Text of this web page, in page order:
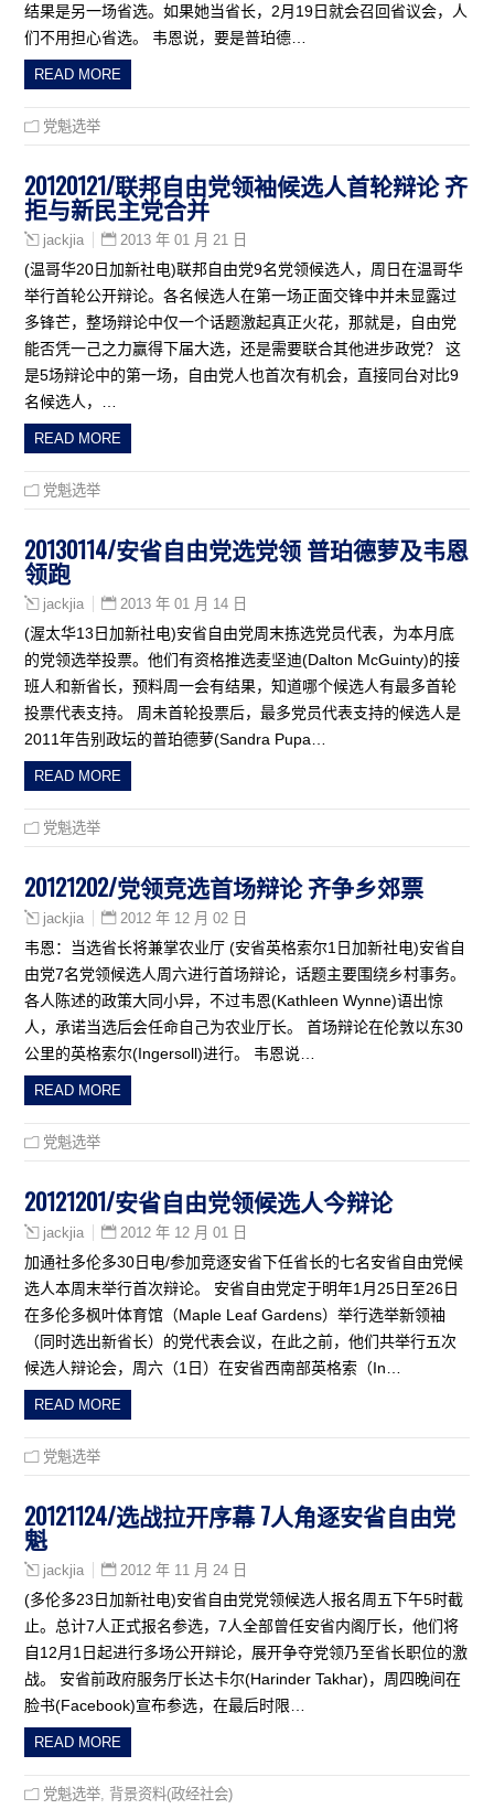
结果是另一场省选。如果她当省长，2月19日就会召回省议会，人
们不用担心省选。 韦恩说，要是普珀德…
READ MORE
党魁选举
20120121/联邦自由党领袖候选人首轮辩论 齐
拒与新民主党合并
jackjia 2013 年 01 月 21 日
(温哥华20日加新社电)联邦自由党9名党领候选人，周日在温哥华
举行首轮公开辩论。各名候选人在第一场正面交锋中并未显露过
多锋芒，整场辩论中仅一个话题激起真正火花，那就是，自由党
能否凭一己之力赢得下届大选，还是需要联合其他进步政党？ 这
是5场辩论中的第一场，自由党人也首次有机会，直接同台对比9
名候选人，…
READ MORE
党魁选举
20130114/安省自由党选党领 普珀德萝及韦恩
领跑
jackjia 2013 年 01 月 14 日
(渥太华13日加新社电)安省自由党周末拣选党员代表，为本月底
的党领选举投票。他们有资格推选麦坚迪(Dalton McGuinty)的接
班人和新省长，预料周一会有结果，知道哪个候选人有最多首轮
投票代表支持。 周未首轮投票后，最多党员代表支持的候选人是
2011年告别政坛的普珀德萝(Sandra Pupa…
READ MORE
党魁选举
20121202/党领竞选首场辩论 齐争乡郊票
jackjia 2012 年 12 月 02 日
韦恩：当选省长将兼掌农业厅 (安省英格索尔1日加新社电)安省自
由党7名党领候选人周六进行首场辩论，话题主要围绕乡村事务。
各人陈述的政策大同小异，不过韦恩(Kathleen Wynne)语出惊
人，承诺当选后会任命自己为农业厅长。 首场辩论在伦敦以东30
公里的英格索尔(Ingersoll)进行。 韦恩说…
READ MORE
党魁选举
20121201/安省自由党领候选人今辩论
jackjia 2012 年 12 月 01 日
加通社多伦多30日电/参加竞逐安省下任省长的七名安省自由党候
选人本周末举行首次辩论。 安省自由党定于明年1月25日至26日
在多伦多枫叶体育馆（Maple Leaf Gardens）举行选举新领袖
（同时选出新省长）的党代表会议，在此之前，他们共举行五次
候选人辩论会，周六（1日）在安省西南部英格索（In…
READ MORE
党魁选举
20121124/选战拉开序幕 7人角逐安省自由党
魁
jackjia 2012 年 11 月 24 日
(多伦多23日加新社电)安省自由党党领候选人报名周五下午5时截
止。总计7人正式报名参选，7人全部曾任安省内阁厅长，他们将
自12月1日起进行多场公开辩论，展开争夺党领乃至省长职位的激
战。 安省前政府服务厅长达卡尔(Harinder Takhar)，周四晚间在
脸书(Facebook)宣布参选，在最后时限…
READ MORE
党魁选举 背景资料(政经社会)